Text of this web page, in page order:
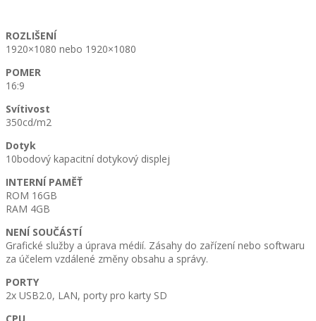
ROZLIŠENÍ
1920×1080 nebo 1920×1080
POMER
16:9
Svítivost
350cd/m2
Dotyk
10bodový kapacitní dotykový displej
INTERNÍ PAMĚŤ
ROM 16GB
RAM 4GB
NENÍ SOUČÁSTÍ
Grafické služby a úprava médií. Zásahy do zařízení nebo softwaru
za účelem vzdálené změny obsahu a správy.
PORTY
2x USB2.0, LAN, porty pro karty SD